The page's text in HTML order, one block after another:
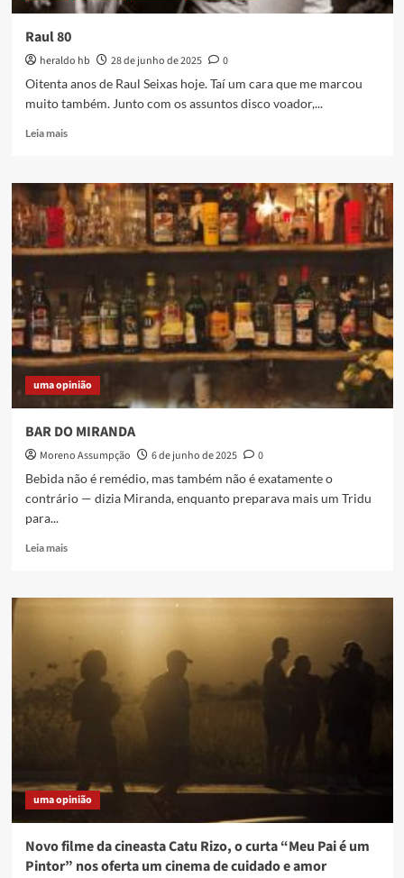
Raul 80
heraldo hb 28 de junho de 2025
0
Oitenta anos de Raul Seixas hoje. Taí um cara que me marcou
muito também. Junto com os assuntos disco voador,...
Leia maisRead
Raul
80
uma opinião
BAR DO MIRANDA
Moreno Assumpção 6 de junho de 2025
0
Bebida não é remédio, mas também não é exatamente o
contrário — dizia Miranda, enquanto preparava mais um Tridu
para...
Leia maisRead
BAR
uma opinião
Novo filme da cineasta Catu Rizo, o curta “Meu Pai é um
Pintor” nos oferta um cinema de cuidado e amor